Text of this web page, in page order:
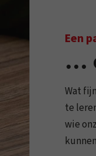
Een
…
Wat
te
wie